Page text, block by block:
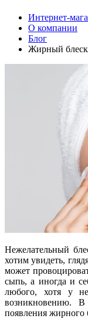
Интернет-
О компании
Блог
Жирный блеск
Нежелательный
хотим увидеть,
может
сыпь, а иногда и
любого, хотя у
возникновению.
появления жирного